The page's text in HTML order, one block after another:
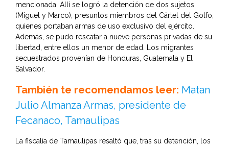
mencionada. Allí se logró la detención de dos sujetos
(Miguel y Marco), presuntos miembros del Cártel del Golfo,
quienes portaban armas de uso exclusivo del ejército.
Además, se pudo rescatar a nueve personas privadas de su
libertad, entre ellos un menor de edad. Los migrantes
secuestrados provenían de Honduras, Guatemala y El
Salvador.
También te recomendamos leer: Matan
Julio Almanza Armas, presidente de
Fecanaco, Tamaulipas
La fiscalía de Tamaulipas resaltó que, tras su detención, los